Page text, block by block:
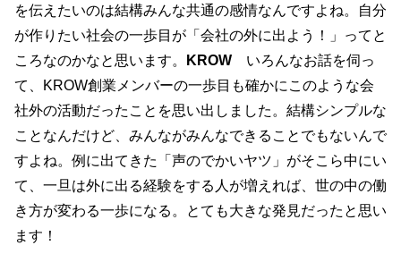
を伝えたいのは結構みんな共通の感情なんですよね。自分
が作りたい社会の一歩目が「会社の外に出よう！」ってと
ころなのかなと思います。
KROW いろんなお話を伺っ
て、KROW創業メンバーの一歩目も確かにこのような会
社外の活動だったことを思い出しました。結構シンプルな
ことなんだけど、みんながみんなできることでもないんで
すよね。例に出てきた「声のでかいヤツ」がそこら中にい
て、一旦は外に出る経験をする人が増えれば、世の中の働
き方が変わる一歩になる。とても大きな発見だったと思い
ます！